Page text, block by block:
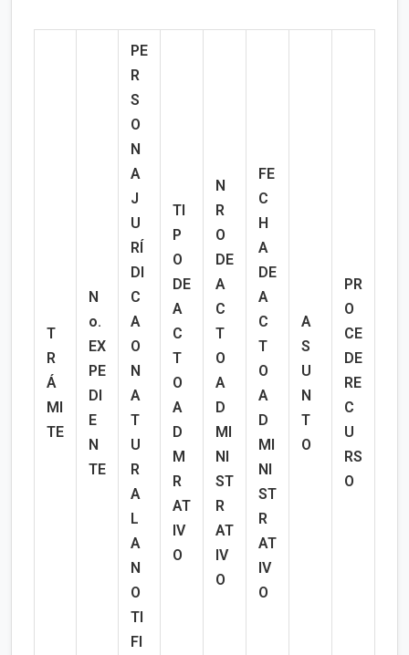
T
R
Á
MI
TE
N
o.
EX
PE
DI
E
N
TE
PE
R
S
O
N
A
J
U
RÍ
DI
C
A
O
N
A
T
U
R
A
L
A
N
O
TI
FI
TI
P
O
DE
A
C
T
O
A
D
M
R
AT
IV
O
N
R
O
DE
A
C
T
O
A
D
MI
NI
ST
R
AT
IV
O
FE
C
H
A
DE
A
C
T
O
A
D
MI
NI
ST
R
AT
IV
O
A
S
U
N
T
O
PR
O
CE
DE
RE
C
U
RS
O